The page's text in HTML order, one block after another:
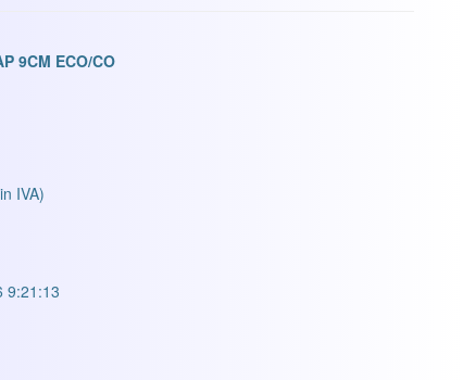
9CM ECO/CO
IVA)
9:21:13